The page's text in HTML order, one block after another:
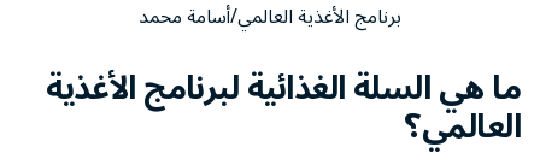
برنامج الأغذية العالمي/أسامة محمد
ما هي السلة الغذائية لبرنامج الأغذية
العالمي؟